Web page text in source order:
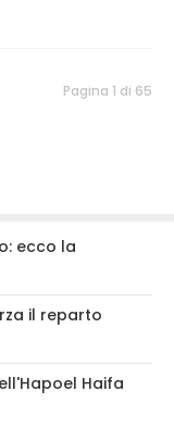
Pagina 1 di 65
ecco la
il reparto
Haifa